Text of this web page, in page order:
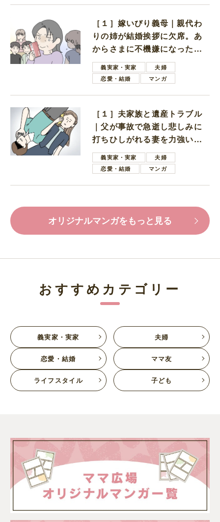
［１］嫁いびり義母｜親代わ
りの姉が結婚挨拶に欠席。あ
からさまに不機嫌になった義
母義実家・実家
夫婦
恋愛・結婚
マンガ
［１］夫家族と遺産トラブル
｜父が事故で急逝し悲しみに
打ちひしがれる妻を力強い言
葉で励ます夫
義実家・実家
夫婦
恋愛・結婚
マンガ
オリジナルマンガをもっと見る
おすすめカテゴリー
義実家・実家 夫婦
恋愛・結婚 ママ友
ライフスタイル 子ども